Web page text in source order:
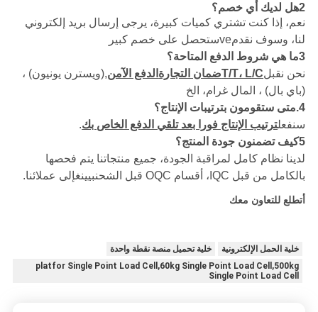
2هل لديك أي خصم؟
نعم، إذا كنت تشتري كميات كبيرة، يرجى إرسال بريد إلكتروني
لنا، وسوف نقدمveستحصل على خصم كبير
3ما هي شروط الدفع المتاحة؟
نحن نقبلT/T، L/Cضمان التجارة الدفع الآمن,(ويسترن يونيون) ،
(باي بال) ، المال غرام، الخ
4. متى ستقومون بترتيبات الإنتاج؟
سنفعلترتيب الإنتاج فورا بعد تلقي الدفع الخاص بك.
5كيف تضمنون جودة المنتج؟
لدينا نظام كامل لمراقبة الجودة، جميع منتجاتنا يتم فحصها
بالكامل من قبل IQC، أقسام OQC قبل الشحن
بيينغإلى عملائنا.
أتطلع للتعاون معك
خلية الحمل الإلكترونية
خلية تحميل منصة نقطة واحدة
platfor Single Point Load Cell,60kg Single Point Load Cell,500kg
Single Point Load Cell